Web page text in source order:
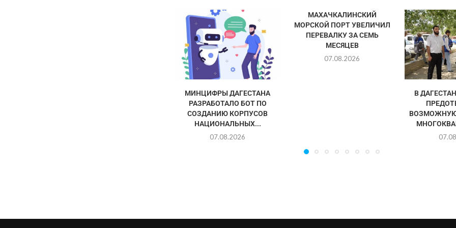
МИНЦИФРЫ ДАГЕСТАНА
РАЗРАБОТАЛО БОТ ПО
СОЗДАНИЮ КОРПУСОВ
НАЦИОНАЛЬНЫХ...
07.08.2026
МАХАЧКАЛИНСКИЙ
МОРСКОЙ ПОРТ УВЕЛИЧИЛ
ПЕРЕВАЛКУ ЗА СЕМЬ
МЕСЯЦЕВ
07.08.2026
В